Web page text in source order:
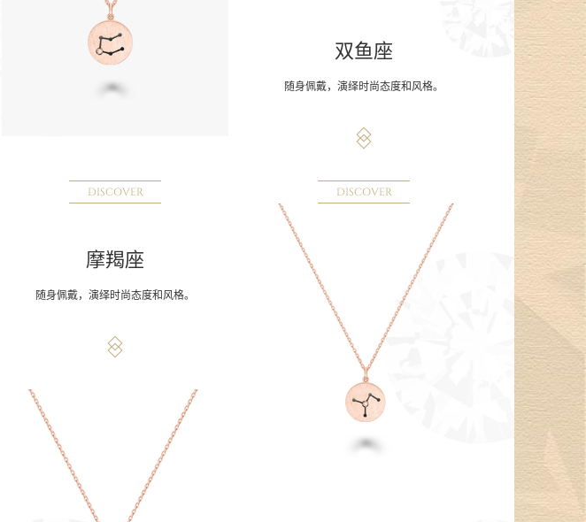
DISCOVER
双鱼座
随身佩戴，演绎时尚态度和风格。
DISCOVER
摩羯座
随身佩戴，演绎时尚态度和风格。